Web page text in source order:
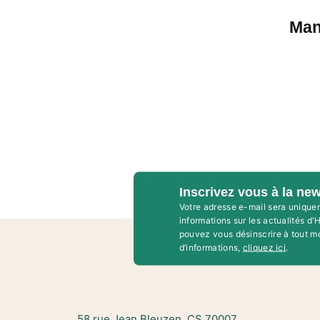
Inscrivez vous à la
Votre adresse e-mail sera
informations sur les actualités
pouvez vous désinscrire à tout
d’informations, cliquez ici.